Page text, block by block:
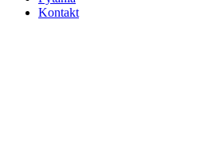
Kontakt